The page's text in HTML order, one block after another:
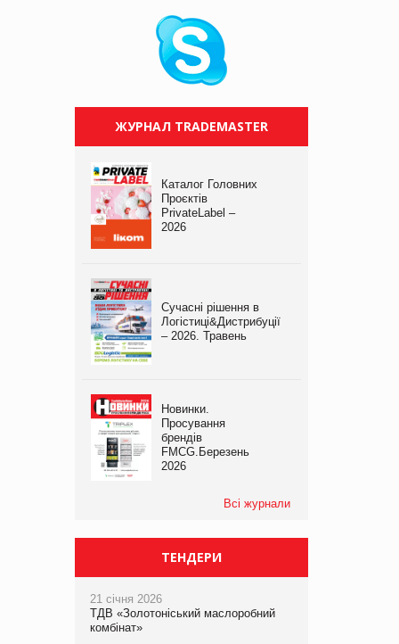
ЖУРНАЛ TRADEMASTER
Каталог Головних
Проєктів
PrivateLabel –
2026
Сучасні рішення в
Логістиці&Дистрибуції
– 2026. Травень
Новинки.
Просування
брендів
FMCG.Березень
2026
Всі журнали
ТЕНДЕРИ
21 січня 2026
ТДВ «Золотоніський маслоробний
комбінат»